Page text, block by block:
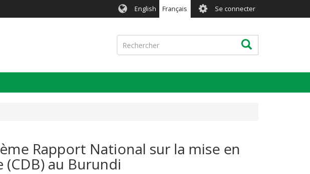
English Français User
account
menu
Se connecter
Rechercher Rechercher
Rapport National sur la mise en
au Burundi